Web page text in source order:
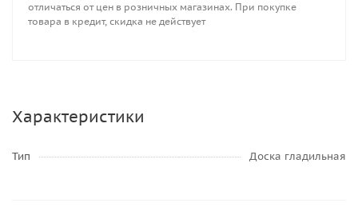
отличаться от цен в розничных магазинах. При покупке
товара в кредит, скидка не действует
Характеристики
Тип Доска гладильная